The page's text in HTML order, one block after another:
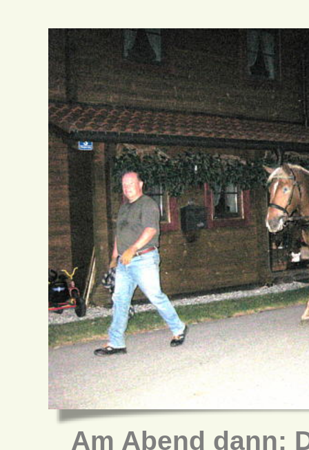
Am Abend dann: